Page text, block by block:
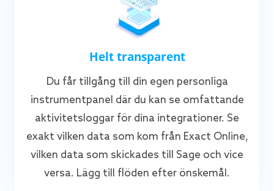
Helt transparent
Du får tillgång till din egen personliga
instrumentpanel där du kan se omfattande
aktivitetsloggar för dina integrationer. Se
exakt vilken data som kom från Exact Online,
vilken data som skickades till Sage och vice
versa. Lägg till flöden efter önskemål.